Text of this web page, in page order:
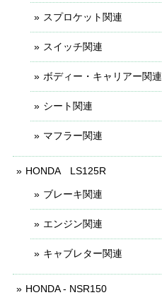
スプロケット関連
スイッチ関連
ボディー・キャリアー関連
シート関連
マフラー関連
HONDA LS125R
ブレーキ関連
エンジン関連
キャブレター関連
HONDA - NSR150